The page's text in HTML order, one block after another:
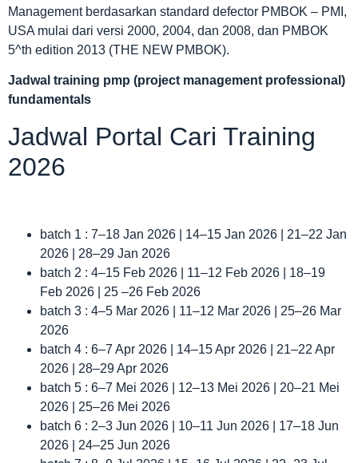
Management berdasarkan standard defector PMBOK – PMI,
USA mulai dari versi 2000, 2004, dan 2008, dan PMBOK
5^th edition 2013 (THE NEW PMBOK).
Jadwal training pmp (project management professional)
fundamentals
Jadwal Portal Cari Training
2026
batch 1 : 7–18 Jan 2026 | 14–15 Jan 2026 | 21–22 Jan
2026 | 28–29 Jan 2026
batch 2 : 4–15 Feb 2026 | 11–12 Feb 2026 | 18–19
Feb 2026 | 25 –26 Feb 2026
batch 3 : 4–5 Mar 2026 | 11–12 Mar 2026 | 25–26 Mar
2026
batch 4 : 6–7 Apr 2026 | 14–15 Apr 2026 | 21–22 Apr
2026 | 28–29 Apr 2026
batch 5 : 6–7 Mei 2026 | 12–13 Mei 2026 | 20–21 Mei
2026 | 25–26 Mei 2026
batch 6 : 2–3 Jun 2026 | 10–11 Jun 2026 | 17–18 Jun
2026 | 24–25 Jun 2026